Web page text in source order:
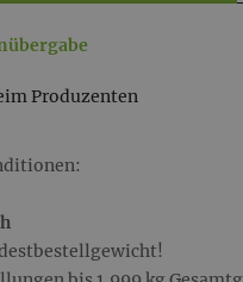
Produzenten